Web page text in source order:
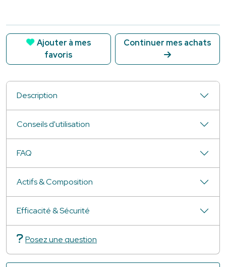
Ajouter à mes
favoris
Continuer mes achats
Description
Conseils d'utilisation
FAQ
Actifs & Composition
Efficacité & Sécurité
Posez une question